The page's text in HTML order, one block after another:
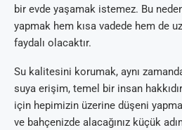
bir evde yaşamak istemez. Bu
yapmak hem kısa vadede hem de
faydalı olacaktır.
Su kalitesini korumak, aynı
suya erişim, temel bir insan
için hepimizin üzerine düşeni
ve bahçenizde alacağınız küçük